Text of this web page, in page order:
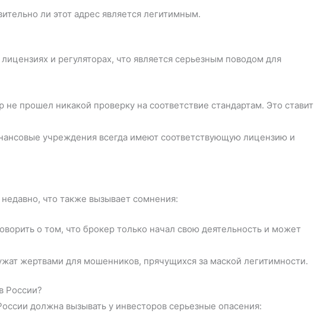
ли этот адрес является легитимным.
и регуляторах, что является серьезным поводом для
прошел никакой проверку на соответствие стандартам. Это ставит
учреждения всегда имеют соответствующую лицензию и
что также вызывает сомнения:
о том, что брокер только начал свою деятельность и может
жертвами для мошенников, прячущихся за маской легитимности.
России?
должна вызывать у инвесторов серьезные опасения: